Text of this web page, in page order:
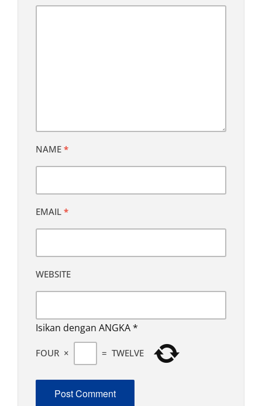
NAME *
EMAIL *
WEBSITE
Isikan dengan ANGKA*
FOUR × = TWELVE